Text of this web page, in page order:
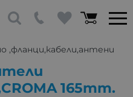
,фланци,кабели,антени
165mm.